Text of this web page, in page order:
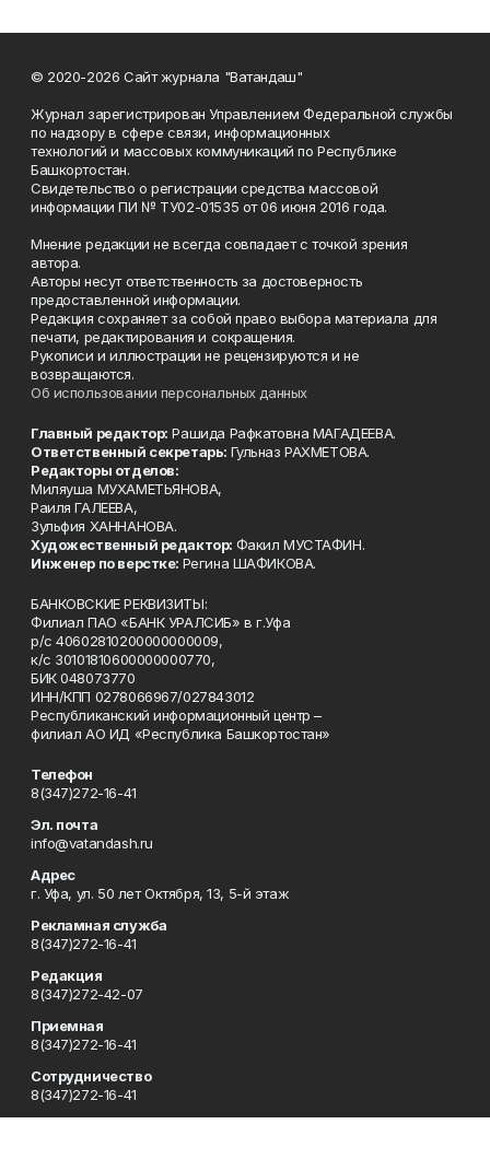
© 2020-2026 Сайт журнала "Ватандаш"
Журнал зарегистрирован Управлением Федеральной службы
по надзору в сфере связи, информационных
технологий и массовых коммуникаций по Республике
Башкортостан.
Свидетельство о регистрации средства массовой
информации ПИ № ТУ02-01535 от 06 июня 2016 года.
Мнение редакции не всегда совпадает с точкой зрения
автора.
Авторы несут ответственность за достоверность
предоставленной информации.
Редакция сохраняет за собой право выбора материала для
печати, редактирования и сокращения.
Рукописи и иллюстрации не рецензируются и не
возвращаются.
Об использовании персональных данных
Главный редактор: Рашида Рафкатовна МАГАДЕЕВА.
Ответственный секретарь: Гульназ РАХМЕТОВА.
Редакторы отделов:
Миляуша МУХАМЕТЬЯНОВА,
Раиля ГАЛЕЕВА,
Зульфия ХАННАНОВА.
Художественный редактор: Факил МУСТАФИН.
Инженер по верстке: Регина ШАФИКОВА.
БАНКОВСКИЕ РЕКВИЗИТЫ:
Филиал ПАО «БАНК УРАЛСИБ» в г.Уфа
р/с 40602810200000000009,
к/с 30101810600000000770,
БИК 048073770
ИНН/КПП 0278066967/027843012
Республиканский информационный центр –
филиал АО ИД «Республика Башкортостан»
Телефон
8(347)272-16-41
Эл. почта
info@vatandash.ru
Адрес
г. Уфа, ул. 50 лет Октября, 13, 5-й этаж
Рекламная служба
8(347)272-16-41
Редакция
8(347)272-42-07
Приемная
8(347)272-16-41
Сотрудничество
8(347)272-16-41